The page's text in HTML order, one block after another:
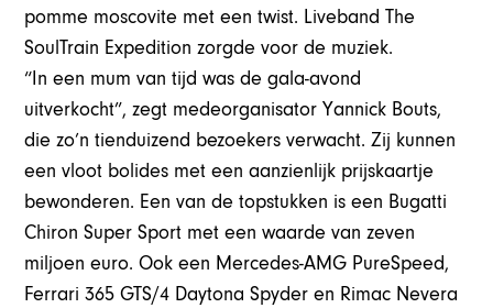
pomme moscovite met een twist. Liveband The
SoulTrain Expedition zorgde voor de muziek.
“In een mum van tijd was de gala-avond
uitverkocht”, zegt medeorganisator Yannick Bouts,
die zo’n tienduizend bezoekers verwacht. Zij kunnen
een vloot bolides met een aanzienlijk prijskaartje
bewonderen. Een van de topstukken is een Bugatti
Chiron Super Sport met een waarde van zeven
miljoen euro. Ook een Mercedes-AMG PureSpeed,
Ferrari 365 GTS/4 Daytona Spyder en Rimac Nevera